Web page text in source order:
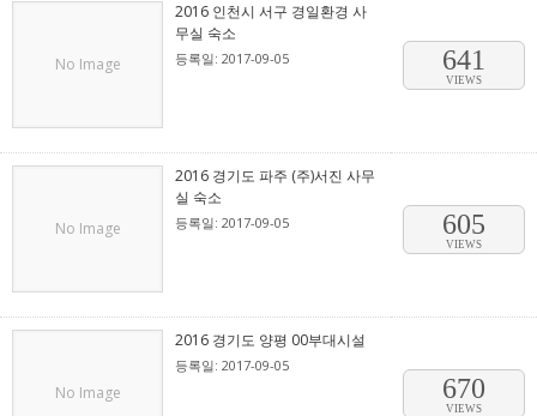
No Image
2016 인천시 서구 경일환경 사
무실 숙소
등록일: 2017-09-05 641
VIEWS
No Image
2016 경기도 파주 (주)서진 사무
실 숙소
등록일: 2017-09-05 605
VIEWS
No Image
2016 경기도 양평 00부대시설
등록일: 2017-09-05
670
VIEWS